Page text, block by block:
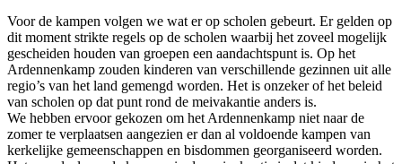
Voor de kampen volgen we wat er op scholen gebeurt. Er gelden op
dit moment strikte regels op de scholen waarbij het zoveel mogelijk
gescheiden houden van groepen een aandachtspunt is. Op het
Ardennenkamp zouden kinderen van verschillende gezinnen uit alle
regio’s van het land gemengd worden. Het is onzeker of het beleid
van scholen op dat punt rond de meivakantie anders is.
We hebben ervoor gekozen om het Ardennenkamp niet naar de
zomer te verplaatsen aangezien er dan al voldoende kampen van
kerkelijke gemeenschappen en bisdommen georganiseerd worden.